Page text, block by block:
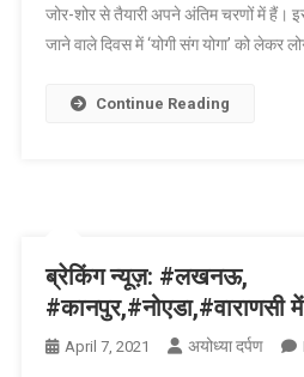
जोर-शोर से तैयारी अपने अंतिम चरणों में हैं।
जाने वाले दिवस में ‘योगी संग योगा’ को लेकर
Continue Reading
ब्रेकिंग न्यूज़: #लखनऊ,
#कानपुर,#नोएडा,#वाराणसी
April 7, 2021 अयोध्या दर्पण